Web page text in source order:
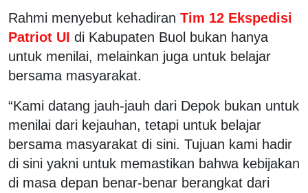
Rahmi menyebut kehadiran Tim 12 Ekspedisi
Patriot UI di Kabupaten Buol bukan hanya
untuk menilai, melainkan juga untuk belajar
bersama masyarakat.
“Kami datang jauh-jauh dari Depok bukan untuk
menilai dari kejauhan, tetapi untuk belajar
bersama masyarakat di sini. Tujuan kami hadir
di sini yakni untuk memastikan bahwa kebijakan
di masa depan benar-benar berangkat dari